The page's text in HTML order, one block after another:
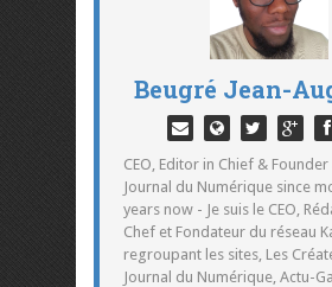
Beugré Jean-
CEO, Editor in Chief & Founder
Journal du Numérique since
years now - Je suis le CEO,
Chef et Fondateur du réseau
regroupant les sites, Les
Journal du Numérique, Actu-